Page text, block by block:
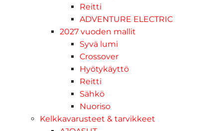
Reitti
ADVENTURE ELECTRIC
2027 vuoden mallit
Syvä lumi
Crossover
Hyötykäyttö
Reitti
Sähkö
Nuoriso
Kelkkavarusteet & tarvikkeet